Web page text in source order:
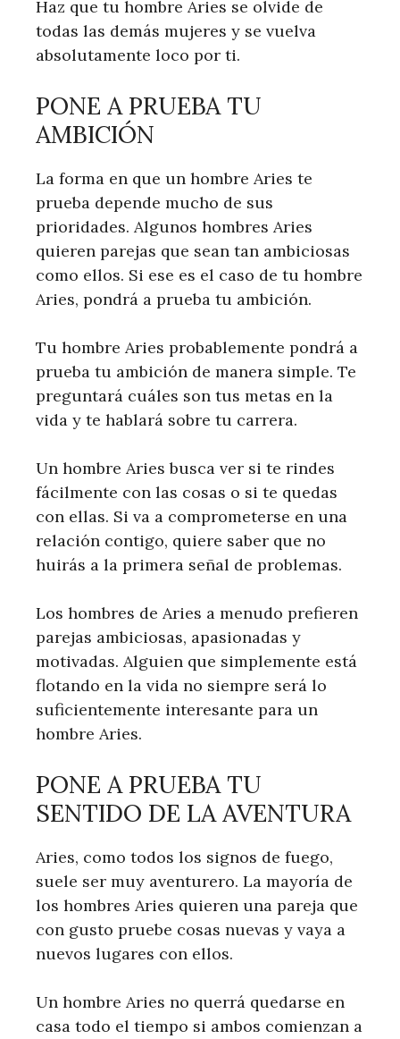
Haz que tu hombre Aries se olvide de
todas las demás mujeres y se vuelva
absolutamente loco por ti.
PONE A PRUEBA TU
AMBICIÓN
La forma en que un hombre Aries te
prueba depende mucho de sus
prioridades. Algunos hombres Aries
quieren parejas que sean tan ambiciosas
como ellos. Si ese es el caso de tu hombre
Aries, pondrá a prueba tu ambición.
Tu hombre Aries probablemente pondrá a
prueba tu ambición de manera simple. Te
preguntará cuáles son tus metas en la
vida y te hablará sobre tu carrera.
Un hombre Aries busca ver si te rindes
fácilmente con las cosas o si te quedas
con ellas. Si va a comprometerse en una
relación contigo, quiere saber que no
huirás a la primera señal de problemas.
Los hombres de Aries a menudo prefieren
parejas ambiciosas, apasionadas y
motivadas. Alguien que simplemente está
flotando en la vida no siempre será lo
suficientemente interesante para un
hombre Aries.
PONE A PRUEBA TU
SENTIDO DE LA AVENTURA
Aries, como todos los signos de fuego,
suele ser muy aventurero. La mayoría de
los hombres Aries quieren una pareja que
con gusto pruebe cosas nuevas y vaya a
nuevos lugares con ellos.
Un hombre Aries no querrá quedarse en
casa todo el tiempo si ambos comienzan a